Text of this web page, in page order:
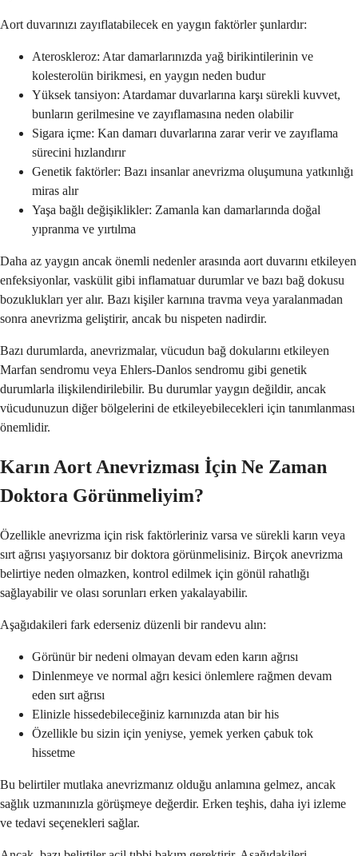
Aort duvarınızı zayıflatabilecek en yaygın faktörler şunlardır:
Ateroskleroz: Atar damarlarınızda yağ birikintilerinin ve
kolesterolün birikmesi, en yaygın neden budur
Yüksek tansiyon: Atardamar duvarlarına karşı sürekli kuvvet,
bunların gerilmesine ve zayıflamasına neden olabilir
Sigara içme: Kan damarı duvarlarına zarar verir ve zayıflama
sürecini hızlandırır
Genetik faktörler: Bazı insanlar anevrizma oluşumuna yatkınlığı
miras alır
Yaşa bağlı değişiklikler: Zamanla kan damarlarında doğal
yıpranma ve yırtılma
Daha az yaygın ancak önemli nedenler arasında aort duvarını etkileyen
enfeksiyonlar, vaskülit gibi inflamatuar durumlar ve bazı bağ dokusu
bozuklukları yer alır. Bazı kişiler karnına travma veya yaralanmadan
sonra anevrizma geliştirir, ancak bu nispeten nadirdir.
Bazı durumlarda, anevrizmalar, vücudun bağ dokularını etkileyen
Marfan sendromu veya Ehlers-Danlos sendromu gibi genetik
durumlarla ilişkilendirilebilir. Bu durumlar yaygın değildir, ancak
vücudunuzun diğer bölgelerini de etkileyebilecekleri için tanımlanması
önemlidir.
Karın Aort Anevrizması İçin Ne Zaman
Doktora Görünmeliyim?
Özellikle anevrizma için risk faktörleriniz varsa ve sürekli karın veya
sırt ağrısı yaşıyorsanız bir doktora görünmelisiniz. Birçok anevrizma
belirtiye neden olmazken, kontrol edilmek için gönül rahatlığı
sağlayabilir ve olası sorunları erken yakalayabilir.
Aşağıdakileri fark ederseniz düzenli bir randevu alın:
Görünür bir nedeni olmayan devam eden karın ağrısı
Dinlenmeye ve normal ağrı kesici önlemlere rağmen devam
eden sırt ağrısı
Elinizle hissedebileceğiniz karnınızda atan bir his
Özellikle bu sizin için yeniyse, yemek yerken çabuk tok
hissetme
Bu belirtiler mutlaka anevrizmanız olduğu anlamına gelmez, ancak
sağlık uzmanınızla görüşmeye değerdir. Erken teşhis, daha iyi izleme
ve tedavi seçenekleri sağlar.